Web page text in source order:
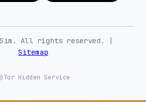
All rights reserved. |
Sitemap
Tor Hidden Service